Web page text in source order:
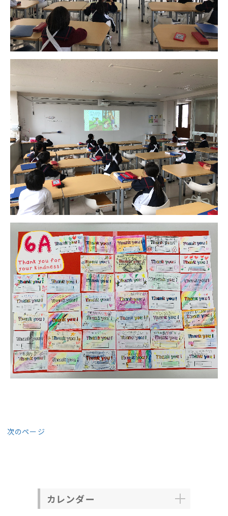
次のページ
カレンダー